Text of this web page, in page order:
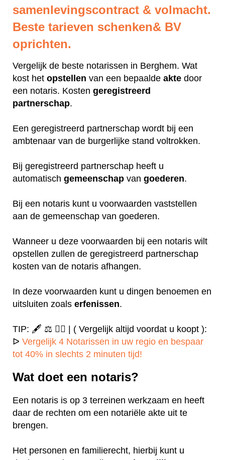
samenlevingscontract & volmacht.
Beste tarieven schenken& BV
oprichten.
Vergelijk de beste notarissen in Berghem. Wat
kost het opstellen van een bepaalde akte door
een notaris. Kosten geregistreerd
partnerschap.
Een geregistreerd partnerschap wordt bij een
ambtenaar van de burgerlijke stand voltrokken.
Bij geregistreerd partnerschap heeft u
automatisch gemeenschap van goederen.
Bij een notaris kunt u voorwaarden vaststellen
aan de gemeenschap van goederen.
Wanneer u deze voorwaarden bij een notaris wilt
opstellen zullen de geregistreerd partnerschap
kosten van de notaris afhangen.
In deze voorwaarden kunt u dingen benoemen en
uitsluiten zoals erfenissen.
TIP: 🖋️ ⚖️ ✍🏻 | ( Vergelijk altijd voordat u koopt ):
ᐅ Vergelijk 4 Notarissen in uw regio en bespaar
tot 40% in slechts 2 minuten tijd!
Wat doet een notaris?
Een notaris is op 3 terreinen werkzaam en heeft
daar de rechten om een notariële akte uit te
brengen.
Het personen en familierecht, hierbij kunt u